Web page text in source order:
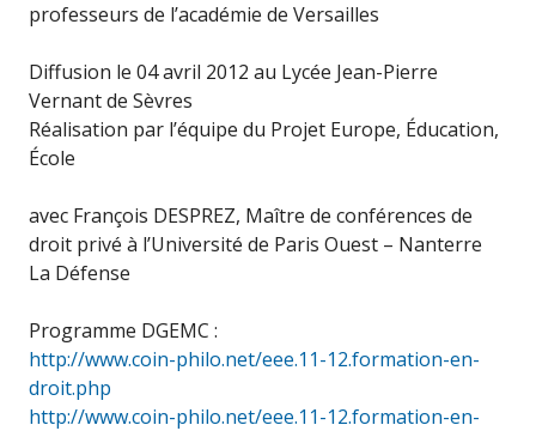
professeurs de l’académie de Versailles
Diffusion le 04 avril 2012 au Lycée Jean-Pierre
Vernant de Sèvres
Réalisation par l’équipe du Projet Europe, Éducation,
École
avec François DESPREZ, Maître de conférences de
droit privé à l’Université de Paris Ouest – Nanterre
La Défense
Programme DGEMC :
http://www.coin-philo.net/eee.11-12.formation-en-
droit.php
http://www.coin-philo.net/eee.11-12.formation-en-